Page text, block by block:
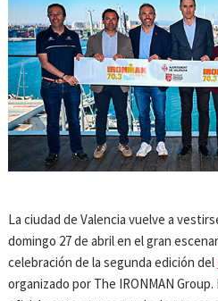
La ciudad de Valencia vuelve a
domingo 27 de abril en el gran
celebración de la segunda edición del
organizado por The IRONMAN